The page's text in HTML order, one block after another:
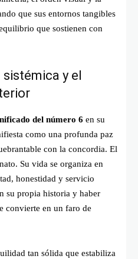
que sus entornos tangibles
que sostienen con
y el
del número 6 en su
como una profunda paz
con la concordia. El
Su vida se organiza en
honestidad y servicio
su propia historia y haber
convierte en un faro de
tan sólida que estabiliza